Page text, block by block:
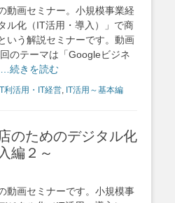
動画セミナー。小規模事業経
ル化（IT活用・導入）」で商
いう解説セミナーです。動画
のテーマは「Googleビジネ
…続きを読む
IT利活用・IT経営, IT活用～基本編
のためのデジタル化
編２～
動画セミナーです。小規模事